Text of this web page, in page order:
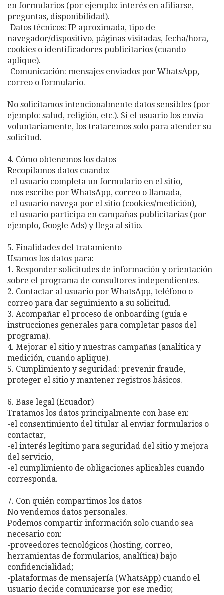
en formularios (por ejemplo: interés en afiliarse,
preguntas, disponibilidad).
-Datos técnicos: IP aproximada, tipo de
navegador/dispositivo, páginas visitadas, fecha/hora,
cookies o identificadores publicitarios (cuando
aplique).
-Comunicación: mensajes enviados por WhatsApp,
correo o formulario.
No solicitamos intencionalmente datos sensibles (por
ejemplo: salud, religión, etc.). Si el usuario los envía
voluntariamente, los trataremos solo para atender su
solicitud.
4. Cómo obtenemos los datos
Recopilamos datos cuando:
-el usuario completa un formulario en el sitio,
-nos escribe por WhatsApp, correo o llamada,
-el usuario navega por el sitio (cookies/medición),
-el usuario participa en campañas publicitarias (por
ejemplo, Google Ads) y llega al sitio.
5. Finalidades del tratamiento
Usamos los datos para:
1. Responder solicitudes de información y orientación
sobre el programa de consultores independientes.
2. Contactar al usuario por WhatsApp, teléfono o
correo para dar seguimiento a su solicitud.
3. Acompañar el proceso de onboarding (guía e
instrucciones generales para completar pasos del
programa).
4. Mejorar el sitio y nuestras campañas (analítica y
medición, cuando aplique).
5. Cumplimiento y seguridad: prevenir fraude,
proteger el sitio y mantener registros básicos.
6. Base legal (Ecuador)
Tratamos los datos principalmente con base en:
-el consentimiento del titular al enviar formularios o
contactar,
-el interés legítimo para seguridad del sitio y mejora
del servicio,
-el cumplimiento de obligaciones aplicables cuando
corresponda.
7. Con quién compartimos los datos
No vendemos datos personales.
Podemos compartir información solo cuando sea
necesario con:
-proveedores tecnológicos (hosting, correo,
herramientas de formularios, analítica) bajo
confidencialidad;
-plataformas de mensajería (WhatsApp) cuando el
usuario decide comunicarse por ese medio;